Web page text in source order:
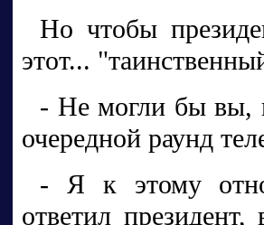
Но чтобы
этот...
- Не могли бы вы,
очередной раунд
- Я к этому
ответил